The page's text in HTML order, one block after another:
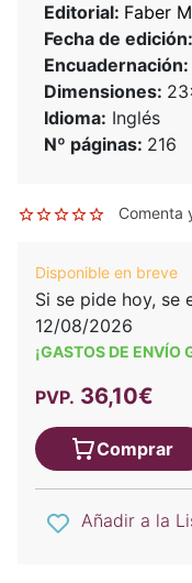
Editorial: Faber
Fecha de edición:
Encuadernación:
Dimensiones:
Idioma: Inglés
Nº páginas: 216
Comenta
Disponible en breve
Si se pide hoy, se
12/08/2026
¡GASTOS DE ENVÍO
PVP. 36,10€
Comprar
Añadir a la